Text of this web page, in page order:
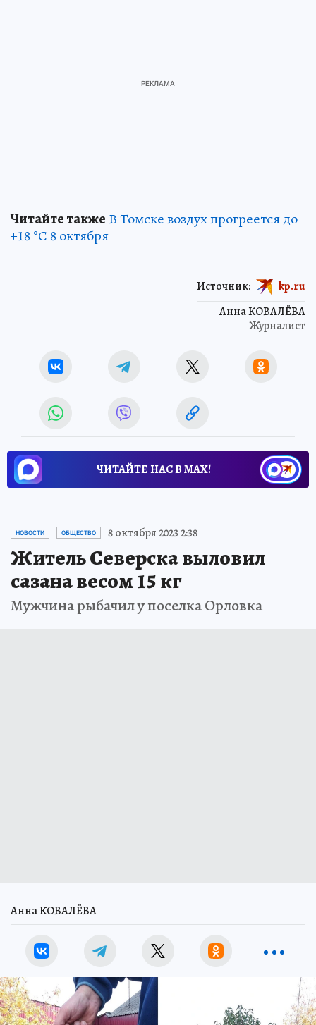
Читайте также В Томске воздух прогреется до
+18 °С 8 октября
Анна КОВАЛЁВА
Журналист
Источник: kp.ru
ЧИТАЙТЕ НАС В МАХ!
НОВОСТИ ОБЩЕСТВО 8 октября 2023 2:38
Житель Северска выловил
сазана весом 15 кг
Мужчина рыбачил у поселка Орловка
Анна КОВАЛЁВА